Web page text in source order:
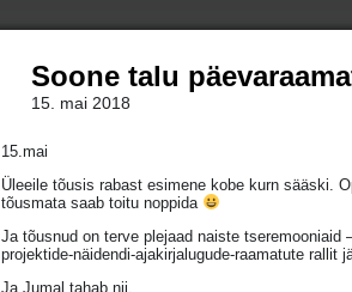
Soone talu
15. mai 2018
15.mai
Üleeile tõusis rabast esimene kobe kurn sääski.
tõusmata saab toitu noppida
Ja tõusnud on terve plejaad naiste
projektide-näidendi-ajakirjalugude-raamatute rallit
Ja Jumal tahab nii.